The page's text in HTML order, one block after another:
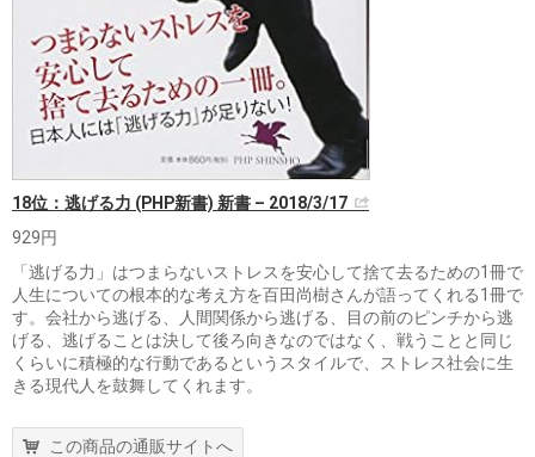
18位：逃げる力 (PHP新書) 新書 – 2018/3/17
929円
「逃げる力」はつまらないストレスを安心して捨て去るための1冊で
人生についての根本的な考え方を百田尚樹さんが語ってくれる1冊で
す。会社から逃げる、人間関係から逃げる、目の前のピンチから逃
げる、逃げることは決して後ろ向きなのではなく、戦うことと同じ
くらいに積極的な行動であるというスタイルで、ストレス社会に生
きる現代人を鼓舞してくれます。
この商品の通販サイトへ